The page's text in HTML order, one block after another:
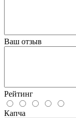
Ваш отзыв
Рейтинг
Капча